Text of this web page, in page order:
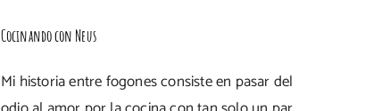
Cocinando con Neus
Mi historia entre fogones consiste en pasar del